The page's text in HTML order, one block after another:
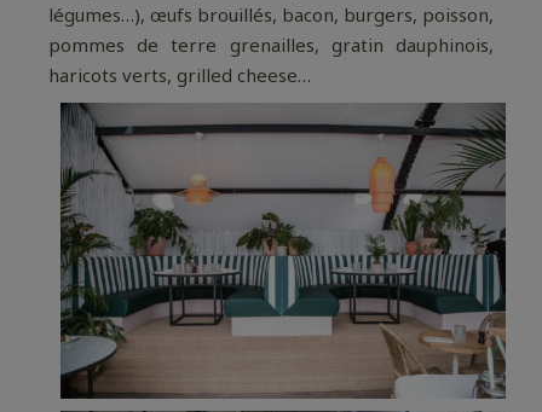
légumes…), œufs brouillés, bacon, burgers, poisson,
pommes de terre grenailles, gratin dauphinois,
haricots verts, grilled cheese…